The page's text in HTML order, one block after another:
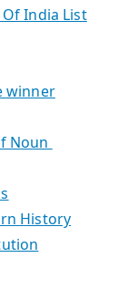
India List
winner
Noun
History